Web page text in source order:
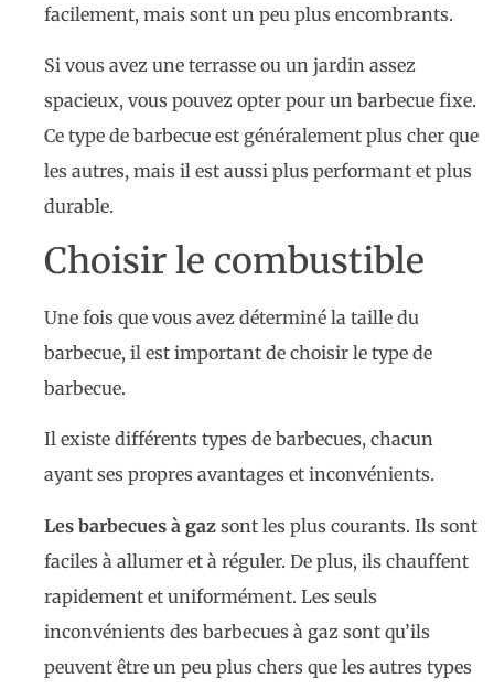
facilement, mais sont un peu plus encombrants.
Si vous avez une terrasse ou un jardin assez
spacieux, vous pouvez opter pour un barbecue fixe.
Ce type de barbecue est généralement plus cher que
les autres, mais il est aussi plus performant et plus
durable.
Choisir le combustible
Une fois que vous avez déterminé la taille du
barbecue, il est important de choisir le type de
barbecue.
Il existe différents types de barbecues, chacun
ayant ses propres avantages et inconvénients.
Les barbecues à gaz sont les plus courants. Ils sont
faciles à allumer et à réguler. De plus, ils chauffent
rapidement et uniformément. Les seuls
inconvénients des barbecues à gaz sont qu’ils
peuvent être un peu plus chers que les autres types